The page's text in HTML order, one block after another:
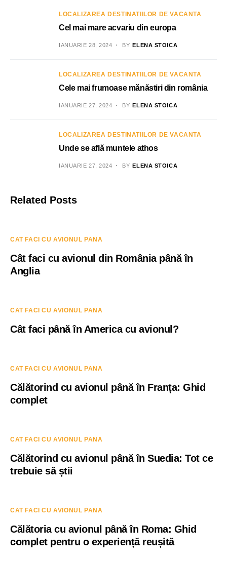
LOCALIZAREA DESTINATIILOR DE VACANTA
Cel mai mare acvariu din europa
IANUARIE 28, 2024 BY ELENA STOICA
LOCALIZAREA DESTINATIILOR DE VACANTA
Cele mai frumoase mănăstiri din românia
IANUARIE 27, 2024 BY ELENA STOICA
LOCALIZAREA DESTINATIILOR DE VACANTA
Unde se află muntele athos
IANUARIE 27, 2024 BY ELENA STOICA
Related Posts
CAT FACI CU AVIONUL PANA
Cât faci cu avionul din România până în
Anglia
CAT FACI CU AVIONUL PANA
Cât faci până în America cu avionul?
CAT FACI CU AVIONUL PANA
Călătorind cu avionul până în Franța: Ghid
complet
CAT FACI CU AVIONUL PANA
Călătorind cu avionul până în Suedia: Tot ce
trebuie să știi
CAT FACI CU AVIONUL PANA
Călătoria cu avionul până în Roma: Ghid
complet pentru o experiență reușită